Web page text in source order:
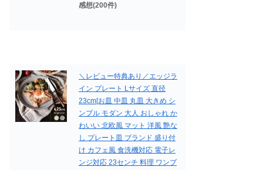
感想(200件)
＼レビュー特典あり／エッジラ
イン プレート Lサイズ 直径
23cm[お皿 中皿 丸皿 大きめ シ
ンプル モダン 大人 おしゃれ か
わいい 北欧風 マット 洋風 艶な
し プレート皿 ブランド 盛り付
け カフェ風 食洗機対応 電子レ
ンジ対応 23センチ 料理 ワンプ